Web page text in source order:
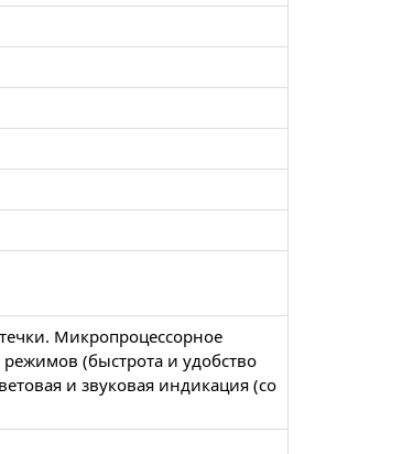
Микропроцессорное
(быстрота и удобство
и звуковая индикация (со